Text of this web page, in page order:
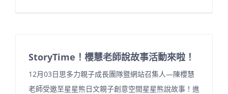
StoryTime！櫻慧老師說故事活動來啦！
12月03日思多力親子成長團隊暨網站召集人—陳櫻慧
老師受邀至星星熊日文親子創意空間星星熊說故事！進